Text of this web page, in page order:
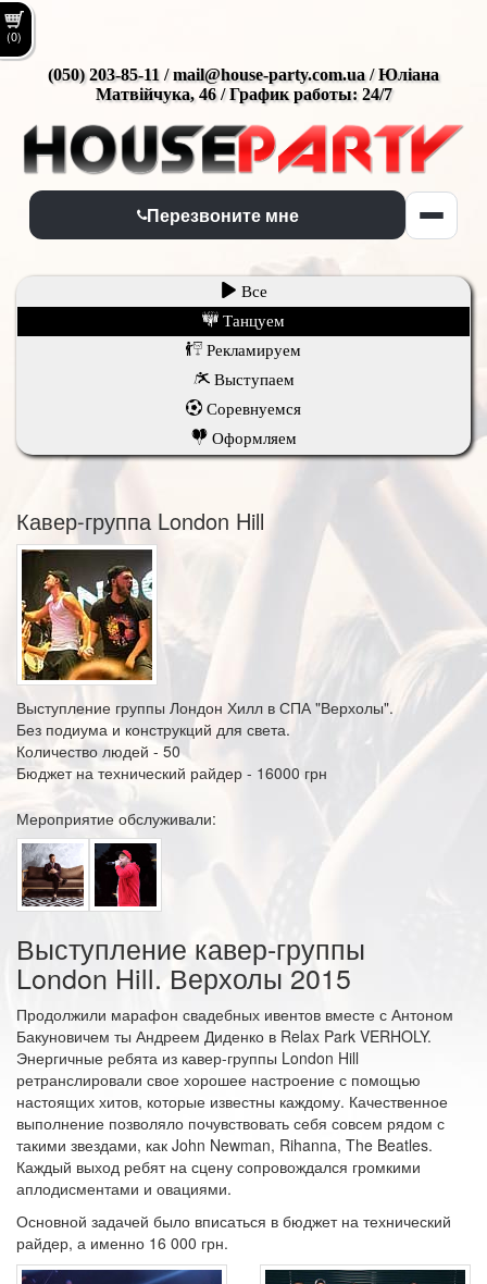
(0)
(050) 203-85-11 / mail@house-party.com.ua / Юліана
Матвійчука, 46 / График работы: 24/7
Перезвоните мне
Все
Танцуем
Рекламируем
Выступаем
Соревнуемся
Оформляем
Кавер-группа London Hill
Выступление группы Лондон Хилл в СПА "Верхолы".
Без подиума и конструкций для света.
Количество людей - 50
Бюджет на технический райдер - 16000 грн
Мероприятие обслуживали:
Выступление кавер-группы
London Hill. Верхолы 2015
Продолжили марафон свадебных ивентов вместе с Антоном
Бакуновичем ты Андреем Диденко в Relax Park VERHOLY.
Энергичные ребята из кавер-группы London Hill
ретранслировали свое хорошее настроение с помощью
настоящих хитов, которые известны каждому. Качественное
выполнение позволяло почувствовать себя совсем рядом с
такими звездами, как John Newman, Rihanna, The Beatles.
Каждый выход ребят на сцену сопровождался громкими
аплодисментами и овациями.
Основной задачей было вписаться в бюджет на технический
райдер, а именно 16 000 грн.